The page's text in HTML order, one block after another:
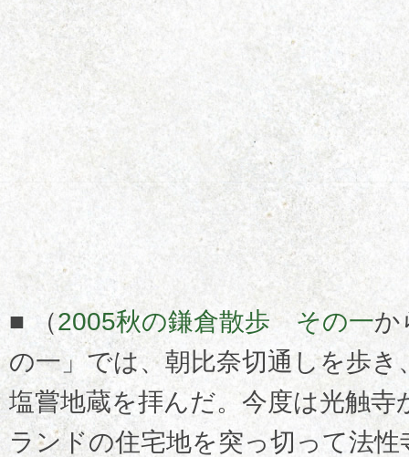
■ （2005秋の鎌倉散歩 その一か
の一」では、朝比奈切通しを歩き
塩嘗地蔵を拝んだ。今度は光触寺
ランドの住宅地を突っ切って法